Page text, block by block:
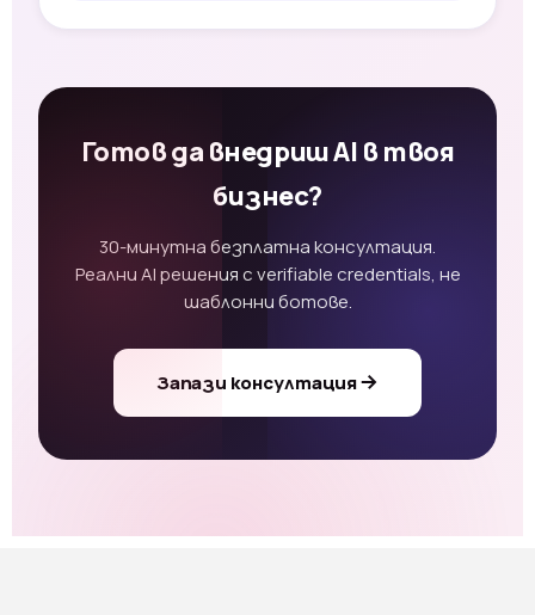
Готов да внедриш AI в твоя
бизнес?
30-минутна безплатна консултация.
Реални AI решения с verifiable credentials, не
шаблонни ботове.
Запази консултация